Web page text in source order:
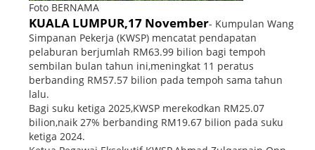
Foto BERNAMA
KUALA LUMPUR,17 November- Kumpulan Wang
Simpanan Pekerja (KWSP) mencatat pendapatan
pelaburan berjumlah RM63.99 bilion bagi tempoh
sembilan bulan tahun ini,meningkat 11 peratus
berbanding RM57.57 bilion pada tempoh sama tahun
lalu.
Bagi suku ketiga 2025,KWSP merekodkan RM25.07
bilion,naik 27% berbanding RM19.67 bilion pada suku
ketiga 2024.